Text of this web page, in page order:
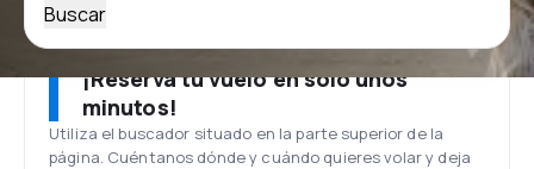
Buscar
¡Reserva tu vuelo en solo unos
minutos!
Utiliza el buscador situado en la parte superior de la
página. Cuéntanos dónde y cuándo quieres volar y deja